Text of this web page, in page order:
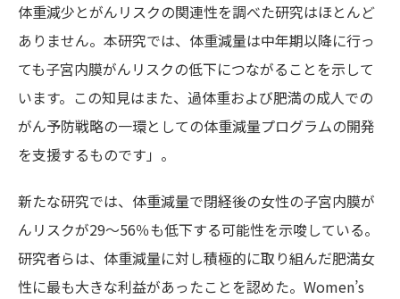
体重減少とがんリスクの関連性を調べた研究はほとんど
ありません。本研究では、体重減量は中年期以降に行っ
ても子宮内膜がんリスクの低下につながることを示して
います。この知見はまた、過体重および肥満の成人での
がん予防戦略の一環としての体重減量プログラムの開発
を支援するものです」。
新たな研究では、体重減量で閉経後の女性の子宮内膜が
んリスクが29～56％も低下する可能性を示唆している。
研究者らは、体重減量に対し積極的に取り組んだ肥満女
性に最も大きな利益があったことを認めた。Women’s